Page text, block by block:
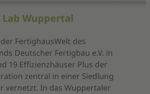
Lab Wuppertal
FertighausWelt des
Deutscher Fertigbau e.V. in
19 Effizienzhäuser Plus der
zentral in einer Siedlung
vernetzt. In das Wuppertaler